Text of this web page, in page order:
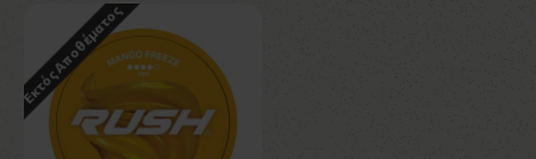
Εκτός Αποθέματος